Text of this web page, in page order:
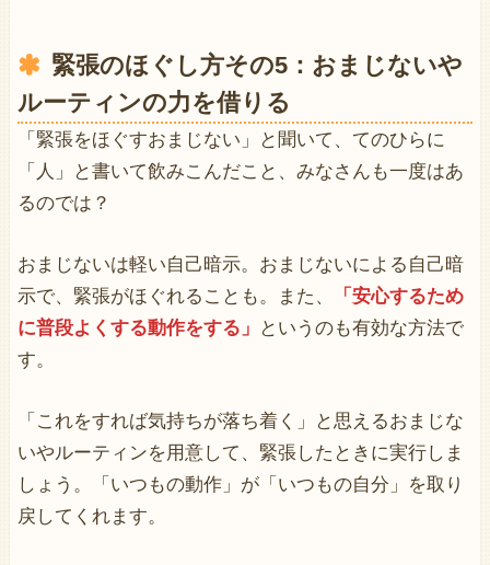
緊張のほぐし方その5：おまじないや
ルーティンの力を借りる
「緊張をほぐすおまじない」と聞いて、てのひらに
「人」と書いて飲みこんだこと、みなさんも一度はあ
るのでは？
おまじないは軽い自己暗示。おまじないによる自己暗
示で、緊張がほぐれることも。また、
「安心するため
に普段よくする動作をする」
というのも有効な方法で
す。
「これをすれば気持ちが落ち着く」と思えるおまじな
いやルーティンを用意して、緊張したときに実行しま
しょう。「いつもの動作」が「いつもの自分」を取り
戻してくれます。